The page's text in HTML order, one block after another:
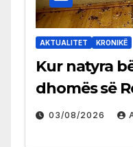
AKTUALITET KRONIKË
Kur natyra
dhomës së
03/08/2026